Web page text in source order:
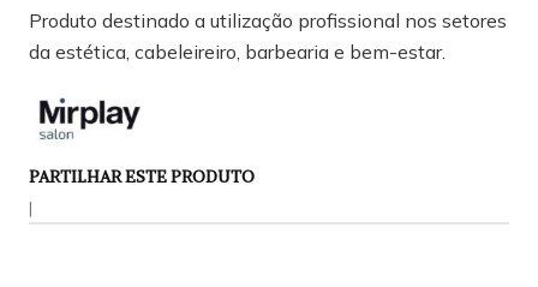
Produto destinado a utilização profissional nos setores
da estética, cabeleireiro, barbearia e bem-estar.
PARTILHAR ESTE PRODUTO
|